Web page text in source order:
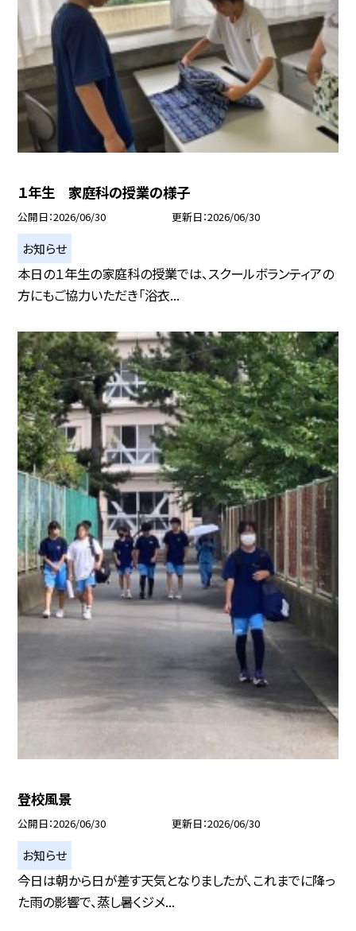
１年生 家庭科の授業の様子
公開日 2026/06/30 更新日 2026/06/30
お知らせ
本日の１年生の家庭科の授業では、スクールボランティアの
方にもご協力いただき「浴衣...
登校風景
公開日 2026/06/30 更新日 2026/06/30
お知らせ
今日は朝から日が差す天気となりましたが、これまでに降っ
た雨の影響で、蒸し暑くジメ...